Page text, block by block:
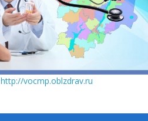
http://vocmp.oblzdrav.ru